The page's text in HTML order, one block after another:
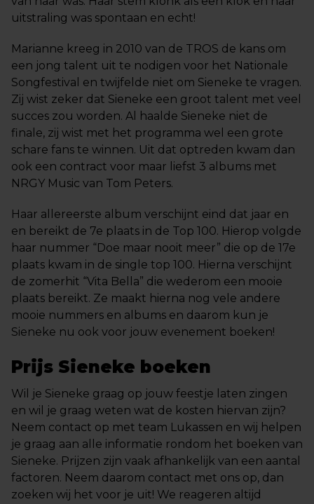
uitstraling was spontaan en echt!
Marianne kreeg in 2010 van de TROS de kans om
een jong talent uit te nodigen voor het Nationale
Songfestival en twijfelde niet om Sieneke te vragen.
Zij wist zeker dat Sieneke een groot talent met veel
succes zou worden. Al haalde Sieneke niet de
finale, zij wist met het programma wel een grote
schare fans te winnen. Uit dat optreden kwam dan
ook een contract voor maar liefst 3 albums met
NRGY Music van Tom Peters.
Haar allereerste album verschijnt eind dat jaar en
en bereikt de 7e plaats in de Top 100. Hierop volgde
haar nummer “Doe maar nooit meer” die op de 17e
plaats kwam in de single top 100. Hierna verschijnt
de zomerhit “Vita Bella” die wederom een mooie
plaats bereikt. Ze maakt hierna nog vele andere
mooie nummers en albums en daarom kun je
Sieneke nu ook voor jouw evenement boeken!
Prijs Sieneke boeken
Wil je Sieneke graag op jouw feestje laten zingen
en wil je graag weten wat de kosten hiervan zijn?
Neem contact op met team Lukassen en wij helpen
je graag aan alle informatie rondom het boeken van
Sieneke. Prijzen zijn vaak afhankelijk van een aantal
factoren. Neem daarom contact met ons op, dan
zoeken wij het voor je uit! We reageren altijd